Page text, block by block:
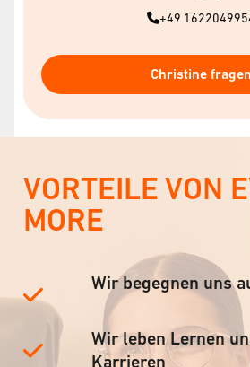
+49
Christine fragen
VORTEILE VON
MORE
Wir begegnen uns
Wir leben Lernen
Karrieren